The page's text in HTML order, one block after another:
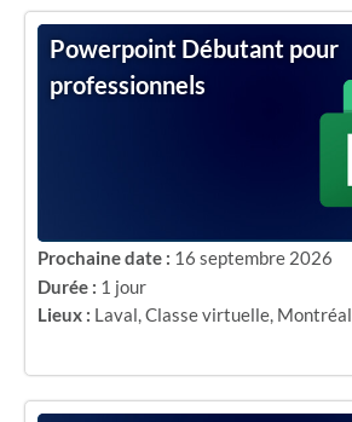
Powerpoint Débutant pour
professionnels
Prochaine date : 16 septembre 2026
Durée : 1 jour
Lieux : Laval,Classe virtuelle, Montréal